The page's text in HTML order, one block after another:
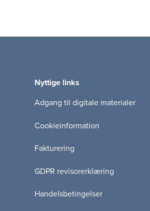
Nyttige links
Adgang til digitale materialer
Cookieinformation
Fakturering
GDPR revisorerklæring
Handelsbetingelser